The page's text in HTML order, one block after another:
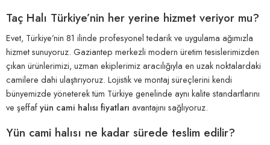
Taç Halı Türkiye’nin her yerine hizmet veriyor mu?
Evet, Türkiye’nin 81 ilinde profesyonel tedarik ve uygulama ağımızla
hizmet sunuyoruz. Gaziantep merkezli modern üretim tesislerimizden
çıkan ürünlerimizi, uzman ekiplerimiz aracılığıyla en uzak noktalardaki
camilere dahi ulaştırıyoruz. Lojistik ve montaj süreçlerini kendi
bünyemizde yöneterek tüm Türkiye genelinde aynı kalite standartlarını
ve şeffafyün cami halısı fiyatları avantajını sağlıyoruz.
Yün cami halısı ne kadar sürede teslim edilir?